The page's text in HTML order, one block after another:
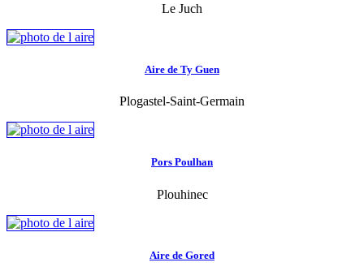
Le Juch
Aire de Ty Guen
Plogastel-Saint-Germain
Pors Poulhan
Plouhinec
Aire de Gored